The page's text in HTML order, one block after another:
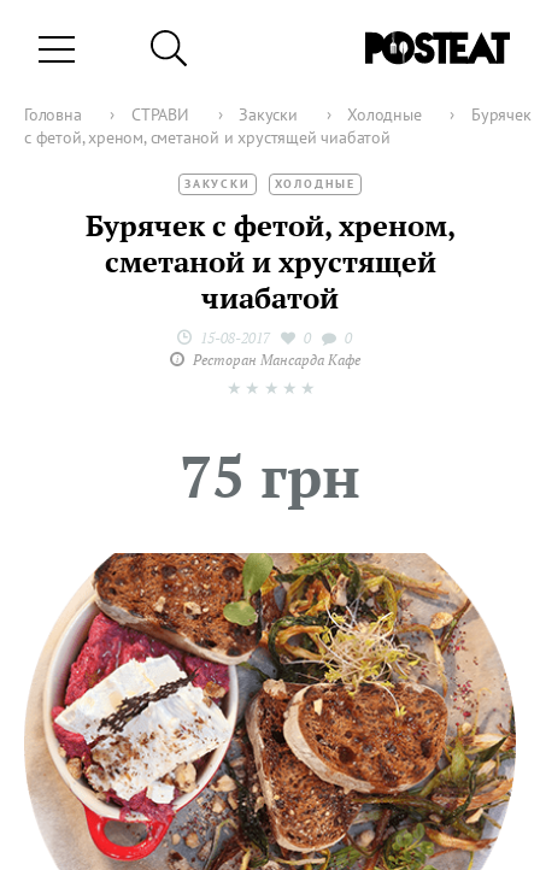
Головна › СТРАВИ › Закуски › Холодные ›
Бурячек
с фетой, хреном, сметаной и хрустящей чиабатой
ЗАКУСКИ ХОЛОДНЫЕ
Бурячек с фетой, хреном,
сметаной и хрустящей
чиабатой
15-08-2017 0
0
Ресторан Мансарда Кафе
★
★
★
★
★
75 грн